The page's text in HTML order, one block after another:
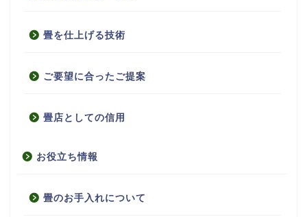
畳を仕上げる技術
ご要望に合ったご提案
畳店としての信用
お役立ち情報
畳のお手入れについて